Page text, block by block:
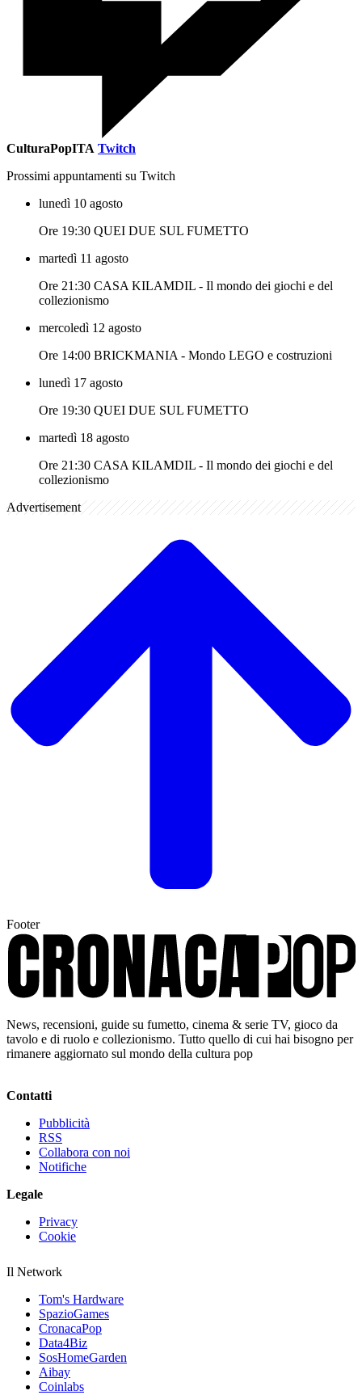
CulturaPopITA Twitch
Prossimi appuntamenti su Twitch
lunedì 10 agosto
Ore 19:30 QUEI DUE SUL FUMETTO
martedì 11 agosto
Ore 21:30 CASA KILAMDIL - Il mondo dei giochi e del
collezionismo
mercoledì 12 agosto
Ore 14:00 BRICKMANIA - Mondo LEGO e costruzioni
lunedì 17 agosto
Ore 19:30 QUEI DUE SUL FUMETTO
martedì 18 agosto
Ore 21:30 CASA KILAMDIL - Il mondo dei giochi e del
collezionismo
Advertisement
Footer
News, recensioni, guide su fumetto, cinema & serie TV, gioco da
tavolo e di ruolo e collezionismo. Tutto quello di cui hai bisogno per
rimanere aggiornato sul mondo della cultura pop
Contatti
Pubblicità
RSS
Collabora con noi
Notifiche
Legale
Privacy
Cookie
Il Network
Tom's Hardware
SpazioGames
CronacaPop
Data4Biz
SosHomeGarden
Aibay
Coinlabs